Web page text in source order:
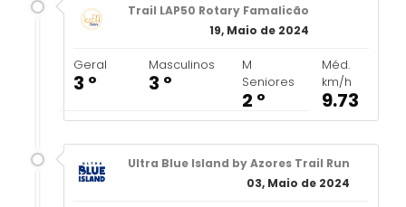
Trail LAP50 Rotary Famalicão
19, Maio de 2024
Geral
3 º
Masculinos
3 º
M
Seniores
2 º
Méd.
km/h
9.73
Ultra Blue Island by Azores Trail Run
03, Maio de 2024